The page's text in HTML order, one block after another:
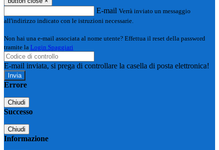
E-mail Verrà inviato un messaggio
all'indirizzo indicato con le istruzioni necessarie.
Non hai una e-mail associata al nome utente? Effettua il reset della password
tramite la Login Spaggiari
E-mail inviata, si prega di controllare la casella di posta elettronica!
Errore
Chiudi
Successo
Chiudi
Informazione